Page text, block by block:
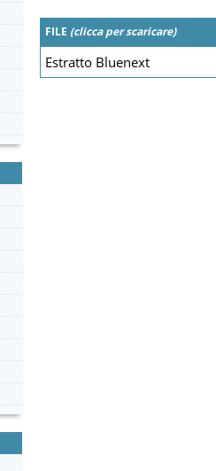
FILE (clicca per scaricare)
Estratto Bluenext